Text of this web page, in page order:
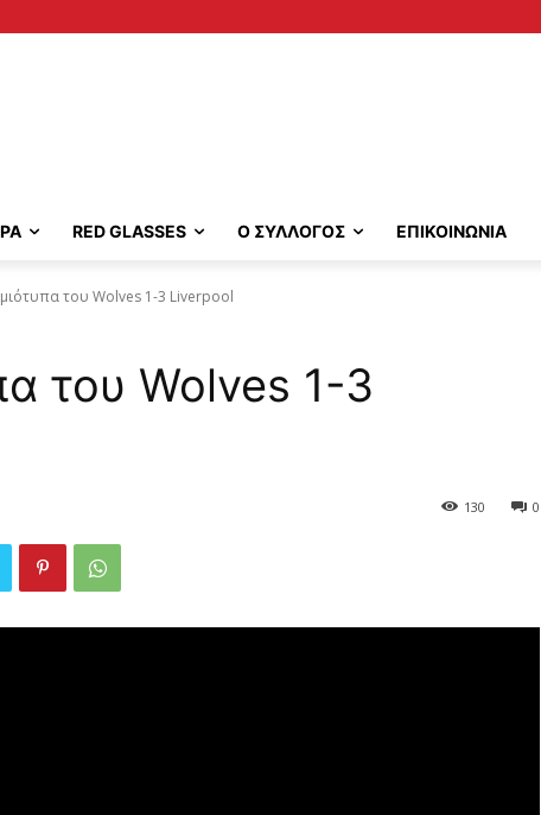
RED GLASSES Ο ΣΥΛΛΟΓΟΣ ΕΠΙΚΟΙΝΩΝΙΑ
του Wolves 1-3 Liverpool
του Wolves 1-3
0
130